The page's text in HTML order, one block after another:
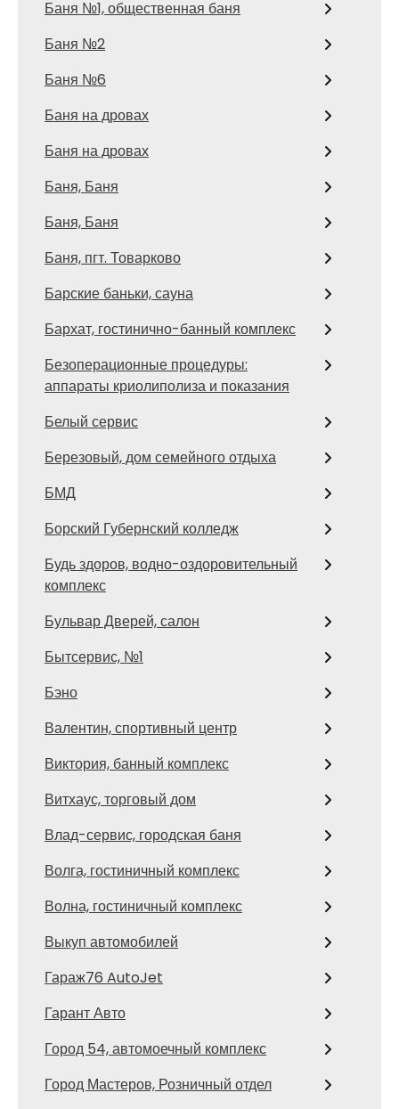
Баня №1, общественная баня
Баня №2
Баня №6
Баня на дровах
Баня на дровах
Баня, Баня
Баня, Баня
Баня, пгт. Товарково
Барские баньки, сауна
Бархат, гостинично-банный комплекс
Безоперационные процедуры:
аппараты криолиполиза и показания
Белый сервис
Березовый, дом семейного отдыха
БМД
Борский Губернский колледж
Будь здоров, водно-оздоровительный
комплекс
Бульвар Дверей, салон
Бытсервис, №1
Бэно
Валентин, спортивный центр
Виктория, банный комплекс
Витхаус, торговый дом
Влад-сервис, городская баня
Волга, гостиничный комплекс
Волна, гостиничный комплекс
Выкуп автомобилей
Гараж76 AutoJet
Гарант Авто
Город 54, автомоечный комплекс
Город Мастеров, Розничный отдел